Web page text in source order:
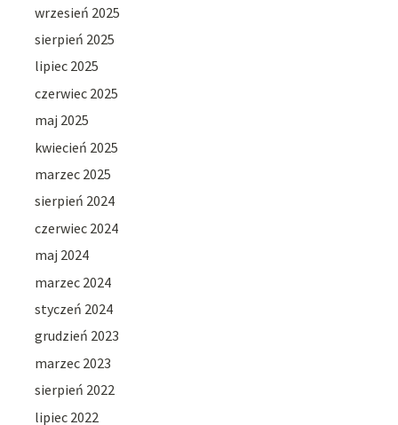
wrzesień 2025
sierpień 2025
lipiec 2025
czerwiec 2025
maj 2025
kwiecień 2025
marzec 2025
sierpień 2024
czerwiec 2024
maj 2024
marzec 2024
styczeń 2024
grudzień 2023
marzec 2023
sierpień 2022
lipiec 2022